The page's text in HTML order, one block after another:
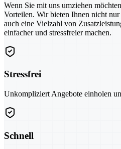
Wenn Sie mit uns umziehen
Vorteilen. Wir bieten Ihnen nicht
auch eine Vielzahl von
einfacher und stressfreier machen.
Stressfrei
Unkompliziert Angebote einholen
Schnell